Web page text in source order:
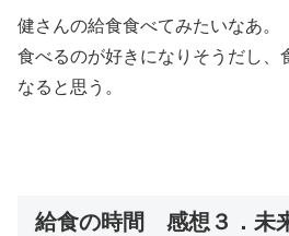
健さんの給食食べてみたいなあ。
食べるのが好きになりそうだし、
なると思う。
給食の時間 感想３．未